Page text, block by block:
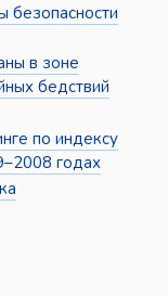
безопасности
в зоне
бедствий
по индексу
годах